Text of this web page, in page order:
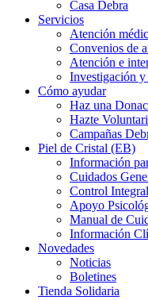
Casa Debra
Servicios
Atención
Convenios de
Atención e
Investigación
Cómo ayudar
Haz una
Hazte
Campañas
Piel de Cristal (EB)
Información
Cuidados
Control Integral
Apoyo
Manual de
Información
Novedades
Noticias
Boletines
Tienda Solidaria